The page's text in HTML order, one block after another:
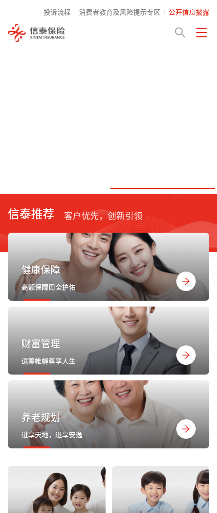
投诉流程 消费者教育及风险提示专区 公开信息披露
信泰推荐 客户优先，创新引领
健康保障
高额保障周全护佑
财富管理
运筹帷幄尊享人生
养老规划
进享天地，退享安逸